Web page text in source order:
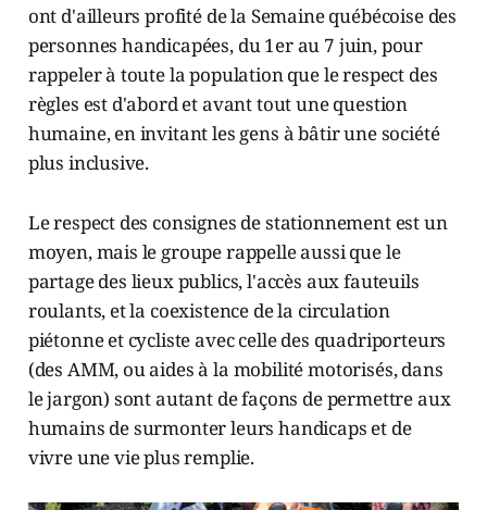
ont d'ailleurs profité de la Semaine québécoise des
personnes handicapées, du 1er au 7 juin, pour
rappeler à toute la population que le respect des
règles est d'abord et avant tout une question
humaine, en invitant les gens à bâtir une société
plus inclusive.
Le respect des consignes de stationnement est un
moyen, mais le groupe rappelle aussi que le
partage des lieux publics, l'accès aux fauteuils
roulants, et la coexistence de la circulation
piétonne et cycliste avec celle des quadriporteurs
(des AMM, ou aides à la mobilité motorisés, dans
le jargon) sont autant de façons de permettre aux
humains de surmonter leurs handicaps et de
vivre une vie plus remplie.